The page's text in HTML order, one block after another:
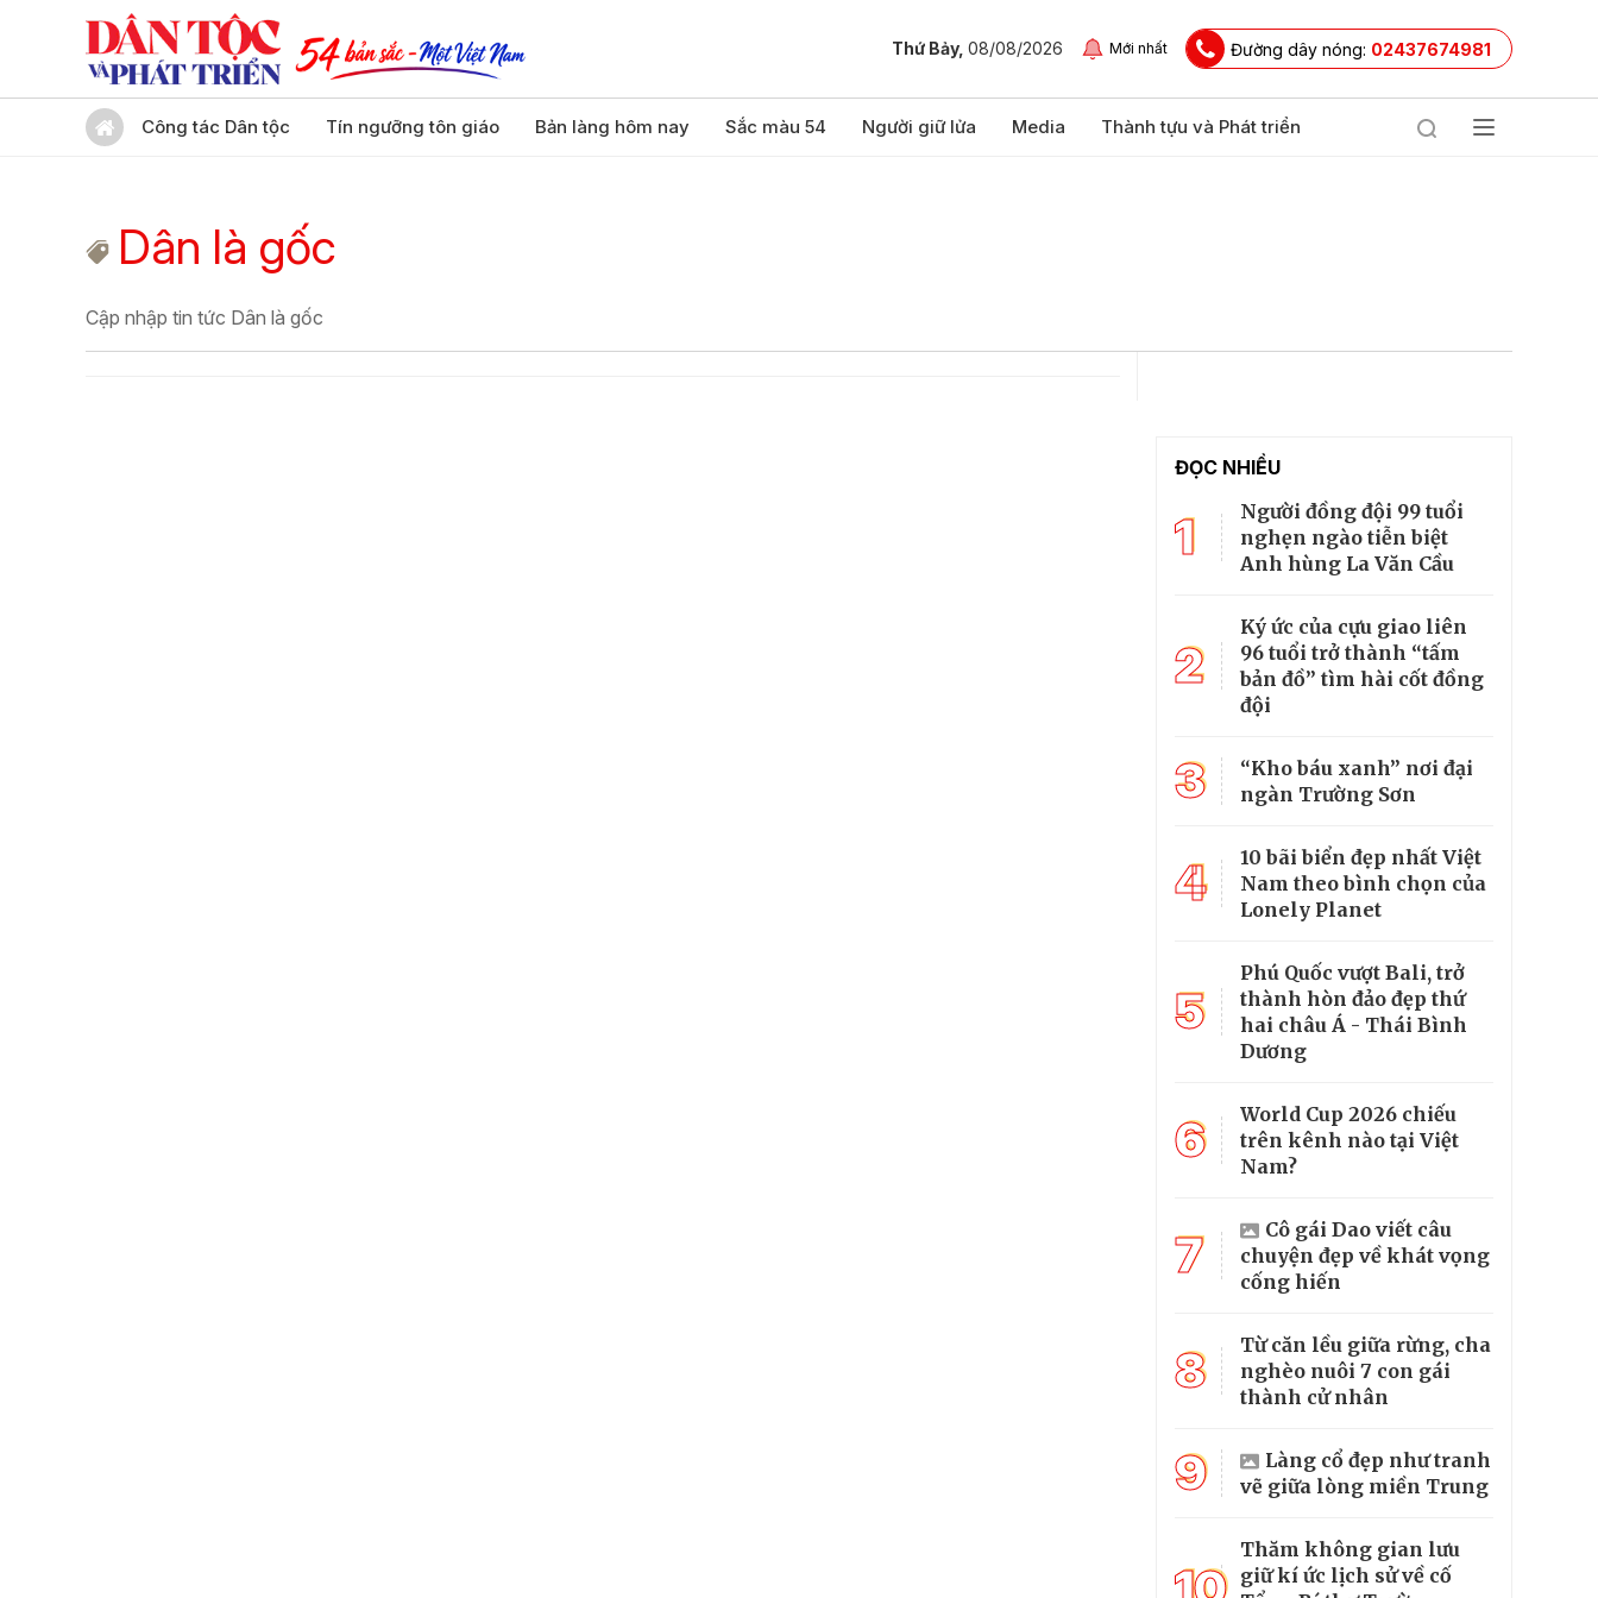
Thứ Bảy, 08/08/2026 Mới nhất Đường dây nóng: 02437674981
Công tác Dân tộc Tín ngưỡng tôn giáo Bản làng hôm nay Sắc màu 54 Người giữ lửa Media Thành tựu và Phát triển
Dân là gốc
Cập nhập tin tức Dân là gốc
ĐỌC NHIỀU
1
Người đồng đội 99 tuổi
nghẹn ngào tiễn biệt
Anh hùng La Văn Cầu
2
Ký ức của cựu giao liên
96 tuổi trở thành “tấm
bản đồ” tìm hài cốt đồng
đội
3
“Kho báu xanh” nơi đại
ngàn Trường Sơn
4
10 bãi biển đẹp nhất Việt
Nam theo bình chọn của
Lonely Planet
5
Phú Quốc vượt Bali, trở
thành hòn đảo đẹp thứ
hai châu Á - Thái Bình
Dương
6
World Cup 2026 chiếu
trên kênh nào tại Việt
Nam?
7
Cô gái Dao viết câu
chuyện đẹp về khát vọng
cống hiến
8
Từ căn lều giữa rừng, cha
nghèo nuôi 7 con gái
thành cử nhân
9
Làng cổ đẹp như tranh
vẽ giữa lòng miền Trung
Thăm không gian lưu
giữ kí ức lịch sử về cố